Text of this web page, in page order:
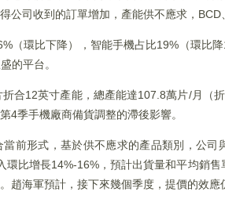
公司收到的訂單增加，產能供不應求，BCD
（環比下降），智能手機占比19%（環比
的平台。
合12英寸產能，總產能達107.8萬片/月（
4季手機廠商備貨調整的滯後影響。
前形式，基於供不應求的產品類別，公
環比增長14%-16%，預計出貨量和平均銷
趙海軍預計，接下來幾個季度，提價的效應